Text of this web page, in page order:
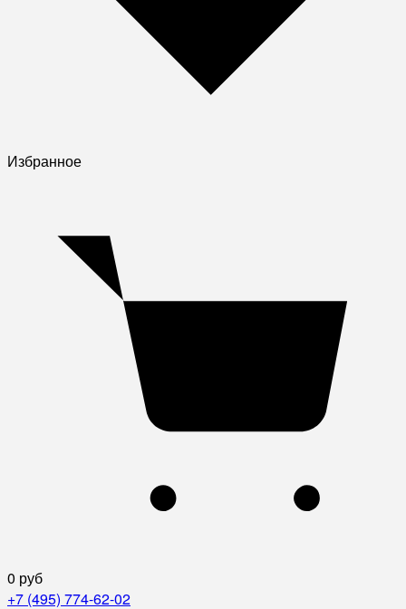
Избранное
0 руб
+7 (495) 774-62-02